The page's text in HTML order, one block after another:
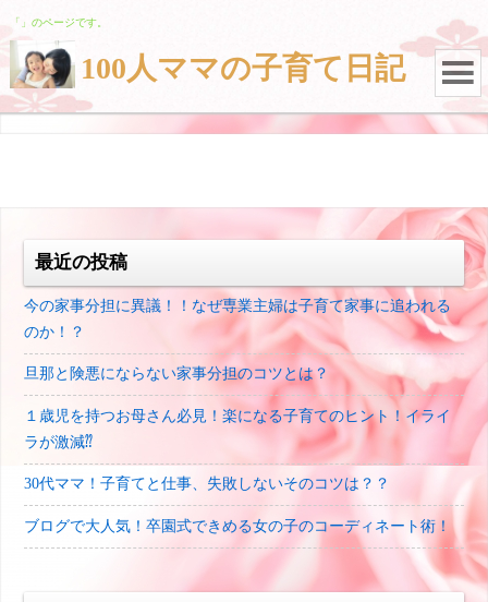
「」のページです。
100人ママの子育て日記
最近の投稿
今の家事分担に異議！！なぜ専業主婦は子育て家事に追われる
のか！？
旦那と険悪にならない家事分担のコツとは？
１歳児を持つお母さん必見！楽になる子育てのヒント！イライ
ラが激減⁇
30代ママ！子育てと仕事、失敗しないそのコツは？？
ブログで大人気！卒園式できめる女の子のコーディネート術！